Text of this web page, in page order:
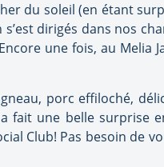
du soleil (en étant
dirigés dans nos
une fois, au Melia
porc effiloché,
fait une belle surprise
Club! Pas besoin de